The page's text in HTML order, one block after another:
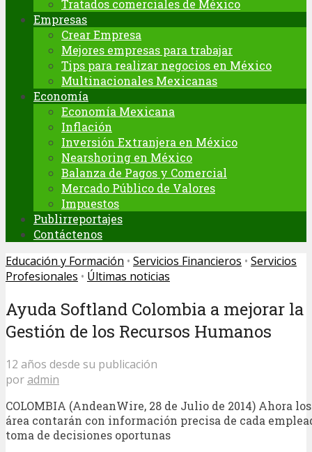
Tratados comerciales de México
Empresas
Crear Empresa
Mejores empresas para trabajar
Tips para realizar negocios en México
Multinacionales Mexicanas
Economía
Economía Mexicana
Inflación
Inversión Extranjera en México
Nearshoring en México
Balanza de Pagos y Comercial
Mercado Público de Valores
Impuestos
Publirreportajes
Contáctenos
Educación y Formación • Servicios Financieros • Servicios
Profesionales • Últimas noticias
Ayuda Softland Colombia a mejorar la
Gestión de los Recursos Humanos
12 años desde su publicación
poradmin
COLOMBIA (AndeanWire, 28 de Julio de 2014) Ahora
área contarán con información precisa de cada
toma de decisiones oportunas